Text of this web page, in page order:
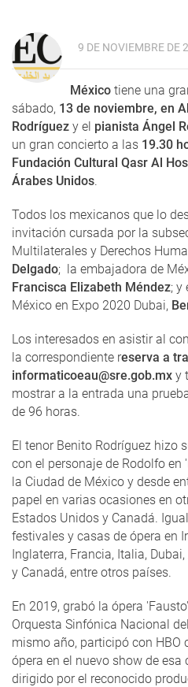
9 DE NOVIEMBRE DE
México tiene una
sábado, 13 de noviembre, en
Rodríguez y el pianista Ángel
un gran concierto a las 19.30
Fundación Cultural Qasr Al
Árabes Unidos.
Todos los mexicanos que lo
invitación cursada por la
Multilaterales y Derechos
Delgado; la embajadora de
Francisca Elizabeth Méndez; y
México en Expo 2020 Dubai,
Los interesados en asistir al
la correspondiente reserva a
informaticoeau@sre.gob.mx y
mostrar a la entrada una
de 96 horas.
El tenor Benito Rodríguez hizo
con el personaje de Rodolfo en
la Ciudad de México y desde
papel en varias ocasiones en
Estados Unidos y Canadá.
festivales y casas de ópera en
Inglaterra, Francia, Italia,
y Canadá, entre otros países.
En 2019, grabó la ópera
Orquesta Sinfónica Nacional
mismo año, participó con HBO
ópera en el nuevo show de esa
dirigido por el reconocido